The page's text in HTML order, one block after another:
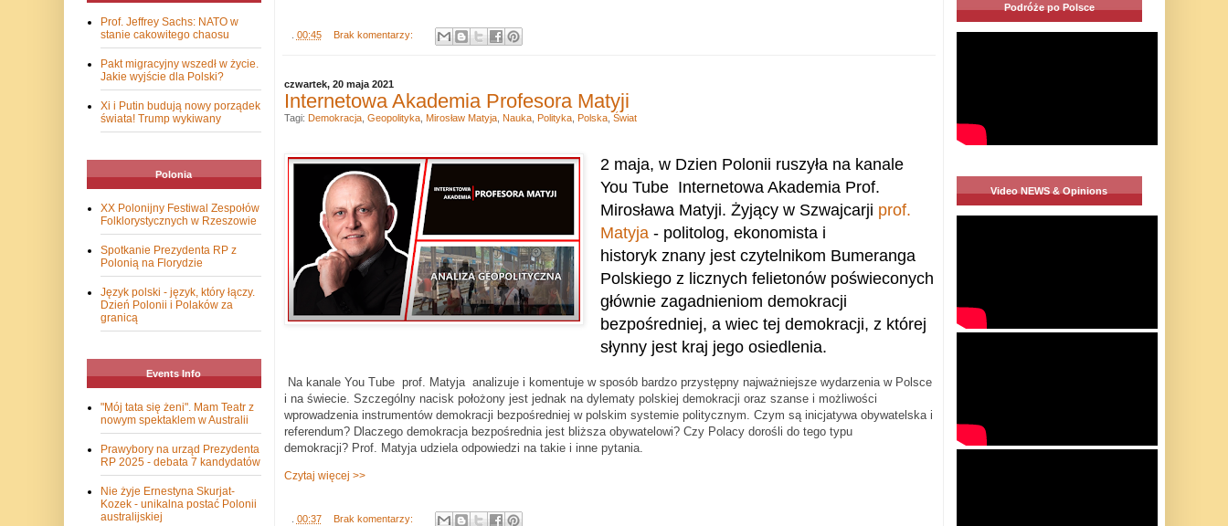
00:45 Brak komentarzy:
czwartek, 20 maja 2021
Internetowa Akademia Profesora Matyji
2 maja, w Dzien Polonii ruszyła na kanale
You Tube Internetowa Akademia Prof.
Mirosława Matyji. Żyjący w Szwajcarji prof.
Matyja- politolog, ekonomista i
historyk znany jest czytelnikom Bumeranga
Polskiego z licznych felietonów poświeconych
głównie zagadnieniom demokracji
bezpośredniej, a wiec tej demokracji, z której
słynny jest kraj jego osiedlenia.
Na kanale You Tube prof. Matyja analizuje i komentuje w sposób bardzo przystępny najważniejsze wydarzenia w Polsce
i na świecie. Szczególny nacisk położony jest jednak na dylematy polskiej demokracji oraz szanse i możliwości
wprowadzenia instrumentów demokracji bezpośredniej w polskim systemie politycznym. Czym są inicjatywa obywatelska i
referendum? Dlaczego demokracja bezpośrednia jest bliższa obywatelowi? Czy Polacy dorośli do tego typu
demokracji? Prof. Matyja udziela odpowiedzi na takie i inne pytania.
Czytaj więcej >>
00:37 Brak komentarzy:
Tagi: Demokracja, Geopolityka, Mirosław Matyja, Nauka, Polityka, Polska, Świat
Prof. Jeffrey Sachs: NATO w
stanie cakowitego chaosu
Pakt migracyjny wszedł w życie.
Jakie wyjście dla Polski?
Xi i Putin budują nowy porządek
świata! Trump wykiwany
Polonia
XX Polonijny Festiwal Zespołów
Folklorystycznych w Rzeszowie
Spotkanie Prezydenta RP z
Polonią na Florydzie
Język polski - język, który łączy.
Dzień Polonii i Polaków za
granicą
Events Info
"Mój tata się żeni". Mam Teatr z
nowym spektaklem w Australii
Prawybory na urząd Prezydenta
RP 2025 - debata 7 kandydatów
Nie żyje Ernestyna Skurjat-
Kozek - unikalna postać Polonii
australijskiej
Podróże po Polsce
Video NEWS & Opinions